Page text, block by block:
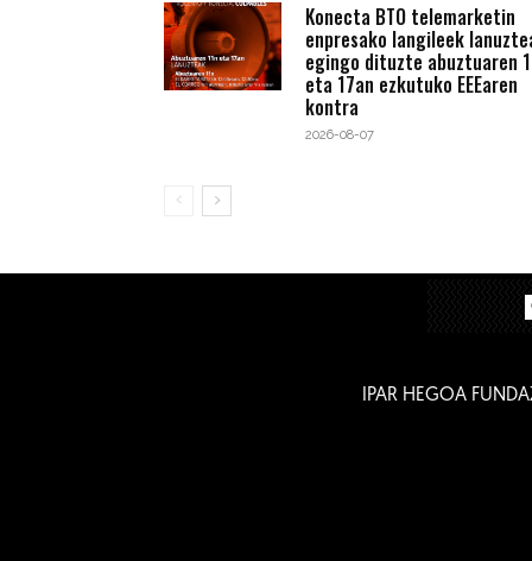
Konecta BTO telemarketin
enpresako langileek
egingo dituzte abuztuaren
eta 17an ezkutuko EEEaren
kontra
2026-08-07
IPAR HEGOA